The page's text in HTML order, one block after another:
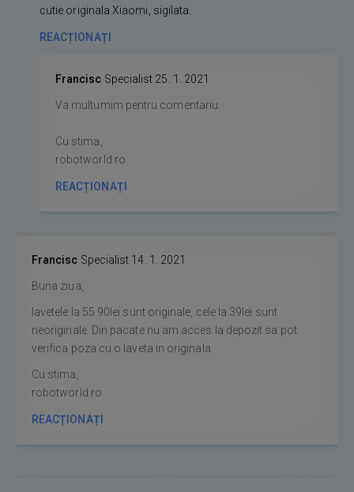
cutie originala Xiaomi, sigilata.
REACȚIONAȚI
Francisc Specialist 25. 1. 2021
Va multumim pentru comentariu.
Cu stima,
robotworld.ro
REACȚIONAȚI
Francisc Specialist 14. 1. 2021
Buna ziua,
lavetele la 55.90lei sunt originale, cele la 39lei sunt
neoriginale. Din pacate nu am acces la depozit sa pot
verifica poza cu o laveta in originala.
Cu stima,
robotworld.ro
REACȚIONAȚI